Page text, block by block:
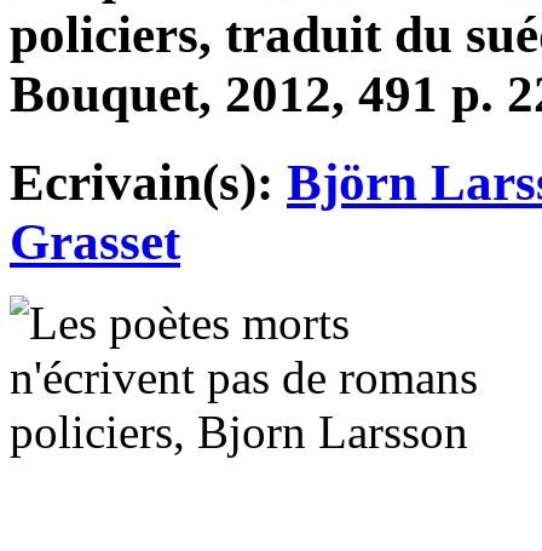
policiers, traduit du
Bouquet, 2012, 491 p.
Ecrivain(s): Björn
Grasset